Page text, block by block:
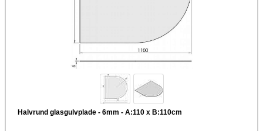
Halvrund glasgulvplade - 6mm - A:110 x B:110cm